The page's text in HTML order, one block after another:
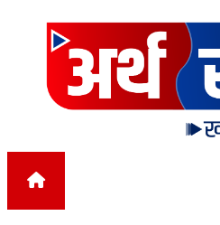
Skip to content